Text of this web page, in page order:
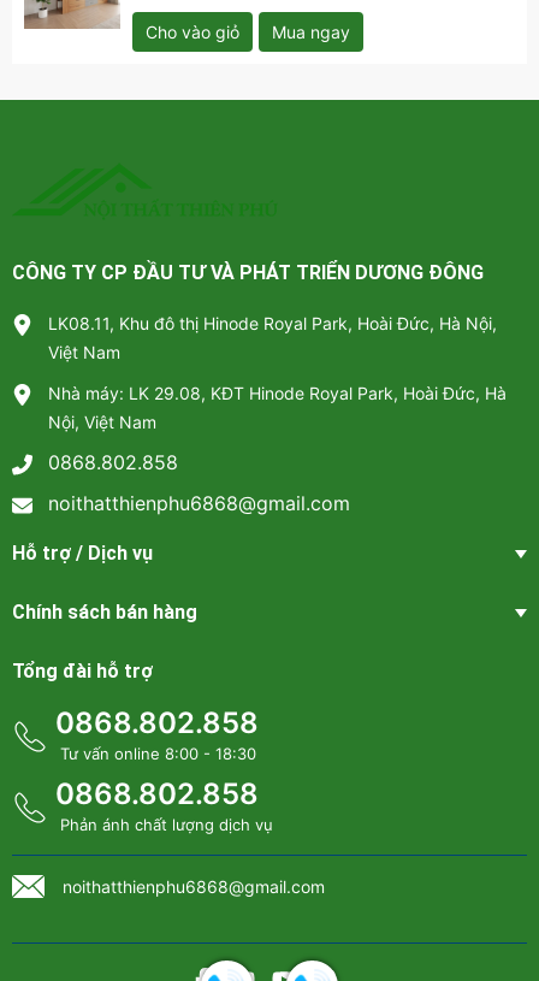
Tủ quần áo gỗ mẫu mới hiện đại - QA 87 phù hợp với nhiều
gia đình
5 lý do nên chọn mua Tủ quần áo gỗ mẫu mới hiện đại – QA
được ra mắt với phong cách tối giản nhưng sang trọng, phù
hợp với xu hướng nội thất hiện nay. Các đường nét thanh
với nhiều kiểu không gian khác nhau, từ phòng ngủ chung
cư nhỏ gọn đến biệt thự rộng rãi. Không chỉ là nơi lưu trữ,
chiếc tủ còn trở thành điểm nhấn thẩm mỹ, tôn lên vẻ đẹp
hiện đại cho ngôi nhà.
từ gỗ công nghiệp cao cấp, đã qua xử lý chống ẩm mốc,
mối mọt và cong vênh. Bề mặt tủ được phủ lớp melamine
Cho vào giỏ Mua ngay
CÔNG TY CP ĐẦU TƯ VÀ PHÁT TRIỂN DƯƠNG ĐÔNG
LK08.11, Khu đô thị Hinode Royal Park, Hoài Đức, Hà Nội,
Việt Nam
Nhà máy: LK 29.08, KĐT Hinode Royal Park, Hoài Đức, Hà
Nội, Việt Nam
0868.802.858
noithatthienphu6868@gmail.com
Hỗ trợ / Dịch vụ
Chính sách bán hàng
Tổng đài hỗ trợ
0868.802.858
Tư vấn online 8:00 - 18:30
0868.802.858
Phản ánh chất lượng dịch vụ
noithatthienphu6868@gmail.com